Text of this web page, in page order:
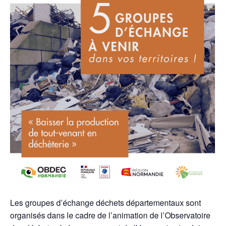
Les groupes d’échange déchets départementaux sont
organisés dans le cadre de l’animation de l’Observatoire